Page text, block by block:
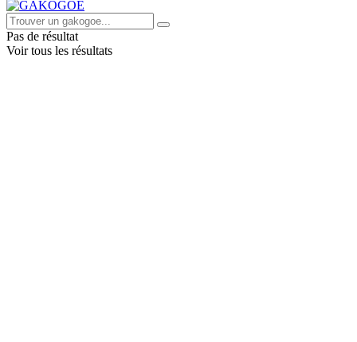
Pas de résultat
Voir tous les résultats